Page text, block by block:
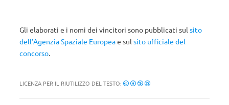
Gli elaborati e i nomi dei vincitori sono pubblicati sul sito
dell’Agenzia Spaziale Europeae sul sito ufficiale del
concorso.
LICENZA PER IL RIUTILIZZO DEL TESTO: